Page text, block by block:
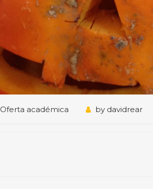
Oferta académica by davidrear